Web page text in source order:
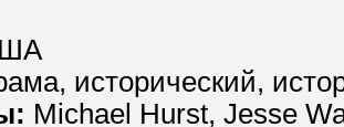
исторический,
Michael Hurst, Jesse